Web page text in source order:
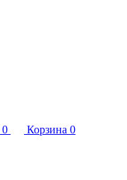
0 Корзина 0